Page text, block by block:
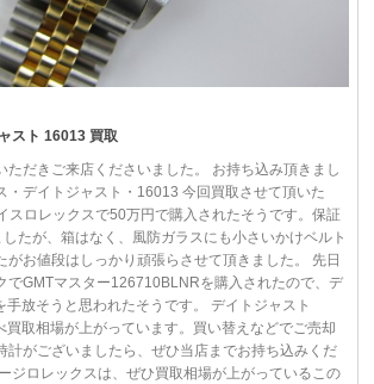
スト 16013 買取
来店くださいました。 お持ち込み頂きまし
ャスト・16013 今回買取させて頂いた
スロレックスで50万円で購入されたそうです。保証
たが、箱はなく、風防ガラスにも小さいかけベルト
お値段はしっかり頑張らさせて頂きました。 先日
でGMTマスター126710BLNRを購入されたので、デ
うと思われたそうです。 デイトジャスト
買取相場が上がっています。買い替えなどでご売却
計がございましたら、ぜひ当店までお持ち込みくだ